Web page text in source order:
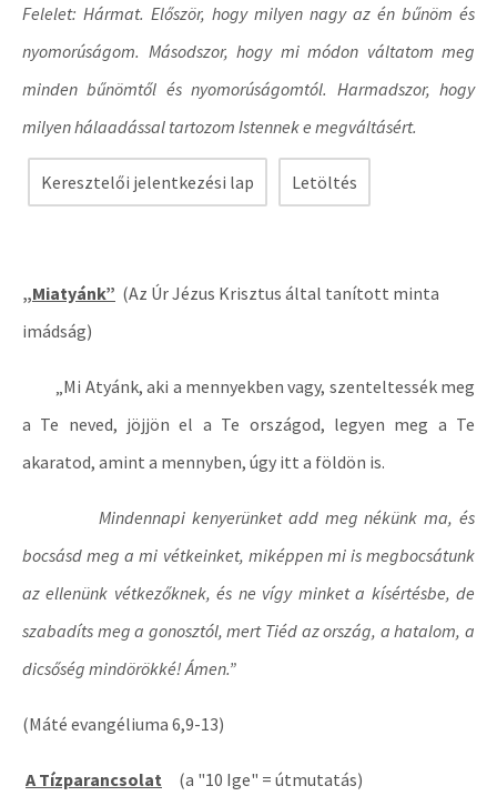
Felelet: Hármat. Először, hogy milyen nagy az én bűnöm és
nyomorúságom. Másodszor, hogy mi módon váltatom meg
minden bűnömtől és nyomorúságomtól. Harmadszor, hogy
milyen hálaadással tartozom Istennek e megváltásért.
Keresztelői jelentkezési lap Letöltés
„Miatyánk” (Az Úr Jézus Krisztus által tanított minta
imádság)
„Mi Atyánk, aki a mennyekben vagy, szenteltessék meg
a Te neved, jöjjön el a Te országod, legyen meg a Te
akaratod, amint a mennyben, úgy itt a földön is.
Mindennapi kenyerünket add meg nékünk ma, és
bocsásd meg a mi vétkeinket, miképpen mi is megbocsátunk
az ellenünk vétkezőknek, és ne vígy minket a kísértésbe, de
szabadíts meg a gonosztól, mert Tiéd az ország, a hatalom, a
dicsőség mindörökké! Ámen.”
(Máté evangéliuma 6,9-13)
A Tízparancsolat (a "10 Ige" = útmutatás)